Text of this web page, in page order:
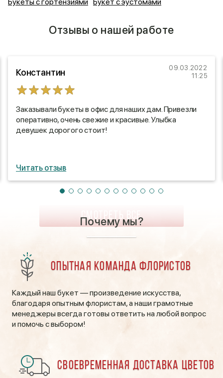
Отзывы о нашей работе
Константин
09.03.2022
11:25
Заказывали букеты в офис для наших дам. Привезли
оперативно, очень свежие и красивые. Улыбка
девушек дорогого стоит!
Читать отзыв
СМОТРЕТЬ ВСЕ
Почему мы?
Опытная команда флористов
Каждый наш букет — произведение искусства,
благодаря опытным флористам, а наши грамотные
менеджеры всегда готовы ответить на любой вопрос
и помочь с выбором!
Своевременная доставка цветов